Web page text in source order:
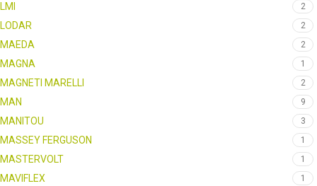
LMI 2
LODAR 2
MAEDA 2
MAGNA 1
MAGNETI MARELLI 2
MAN 9
MANITOU 3
MASSEY FERGUSON 1
MASTERVOLT 1
MAVIFLEX 1